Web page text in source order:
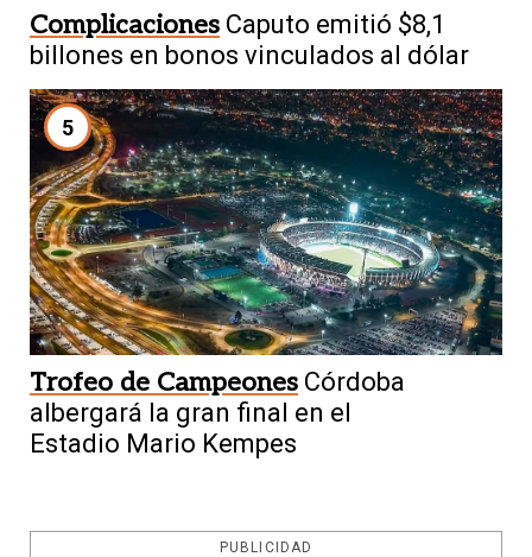
Complicaciones Caputo emitió $8,1
billones en bonos vinculados al dólar
5
Trofeo de Campeones Córdoba
albergará la gran final en el
Estadio Mario Kempes
PUBLICIDAD